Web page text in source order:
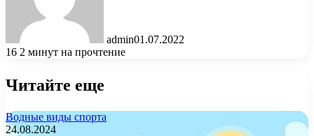
admin01.07.2022
16 2 минут на прочтение
Читайте еще
Водные виды спорта
24.08.2024